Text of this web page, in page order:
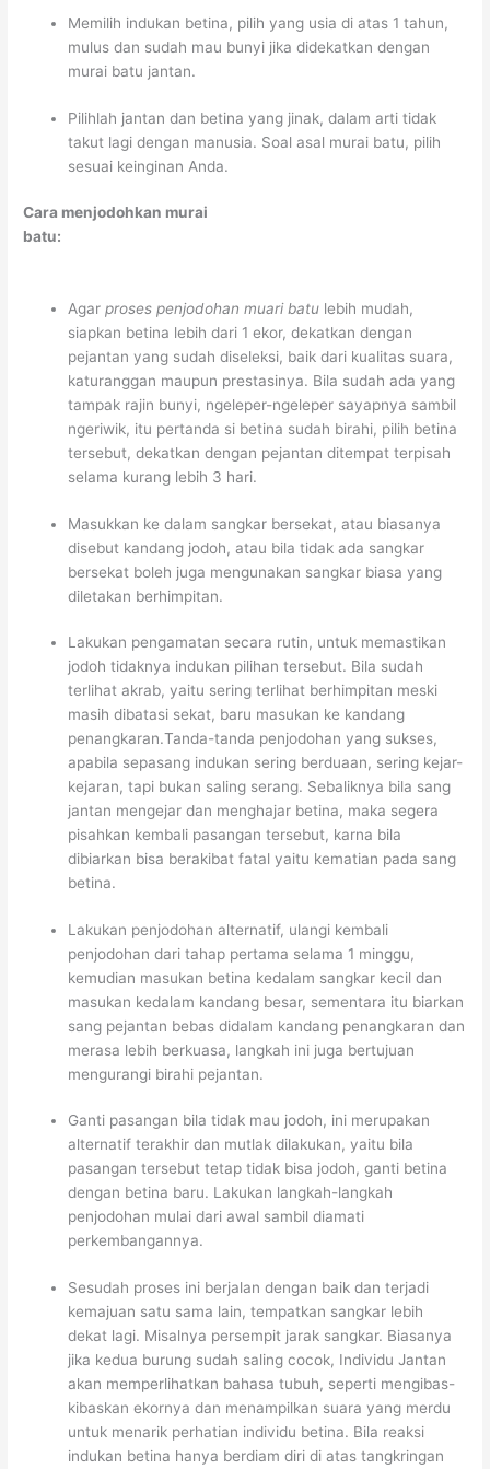
Memilih indukan betina, pilih yang usia di atas 1 tahun,
mulus dan sudah mau bunyi jika didekatkan dengan
murai batu jantan.
Pilihlah jantan dan betina yang jinak, dalam arti tidak
takut lagi dengan manusia. Soal asal murai batu, pilih
sesuai keinginan Anda.
Cara menjodohkan murai
batu:
Agarproses penjodohan muari batu lebih mudah,
siapkan betina lebih dari 1 ekor, dekatkan dengan
pejantan yang sudah diseleksi, baik dari kualitas suara,
katuranggan maupun prestasinya. Bila sudah ada yang
tampak rajin bunyi, ngeleper-ngeleper sayapnya sambil
ngeriwik, itu pertanda si betina sudah birahi, pilih betina
tersebut, dekatkan dengan pejantan ditempat terpisah
selama kurang lebih 3 hari.
Masukkan ke dalam sangkar bersekat, atau biasanya
disebut kandang jodoh, atau bila tidak ada sangkar
bersekat boleh juga mengunakan sangkar biasa yang
diletakan berhimpitan.
Lakukan pengamatan secara rutin, untuk memastikan
jodoh tidaknya indukan pilihan tersebut. Bila sudah
terlihat akrab, yaitu sering terlihat berhimpitan meski
masih dibatasi sekat, baru masukan ke kandang
penangkaran.Tanda-tanda penjodohan yang sukses,
apabila sepasang indukan sering berduaan, sering kejar-
kejaran, tapi bukan saling serang. Sebaliknya bila sang
jantan mengejar dan menghajar betina, maka segera
pisahkan kembali pasangan tersebut, karna bila
dibiarkan bisa berakibat fatal yaitu kematian pada sang
betina.
Lakukan penjodohan alternatif, ulangi kembali
penjodohan dari tahap pertama selama 1 minggu,
kemudian masukan betina kedalam sangkar kecil dan
masukan kedalam kandang besar, sementara itu biarkan
sang pejantan bebas didalam kandang penangkaran dan
merasa lebih berkuasa, langkah ini juga bertujuan
mengurangi birahi pejantan.
Ganti pasangan bila tidak mau jodoh, ini merupakan
alternatif terakhir dan mutlak dilakukan, yaitu bila
pasangan tersebut tetap tidak bisa jodoh, ganti betina
dengan betina baru. Lakukan langkah-langkah
penjodohan mulai dari awal sambil diamati
perkembangannya.
Sesudah proses ini berjalan dengan baik dan terjadi
kemajuan satu sama lain, tempatkan sangkar lebih
dekat lagi. Misalnya persempit jarak sangkar. Biasanya
jika kedua burung sudah saling cocok, Individu Jantan
akan memperlihatkan bahasa tubuh, seperti mengibas-
kibaskan ekornya dan menampilkan suara yang merdu
untuk menarik perhatian individu betina. Bila reaksi
indukan betina hanya berdiam diri di atas tangkringan